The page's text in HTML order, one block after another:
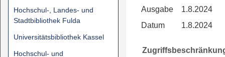
Hochschul-, Landes- und
Stadtbibliothek Fulda
Universitätsbibliothek Kassel
Hochschul- und
Ausgabe
1.8.2024
Datum
1.8.2024